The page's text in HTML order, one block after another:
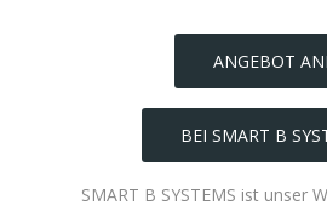
ANGEBOT
BEI SMART B
SMART B SYSTEMS ist unser